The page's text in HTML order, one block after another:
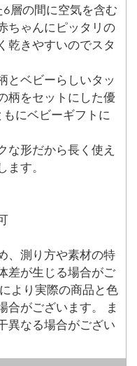
層の間に空気を含む
ちゃんにピッタリの
乾きやすいのでスタ
とベビーらしいタッ
柄をセットにした優
にベビーギフトに
な形だから長く使え
す。
、測り方や素材の特
差が生じる場合がご
より実際の商品と色
合がございます。 ま
異なる場合がござい